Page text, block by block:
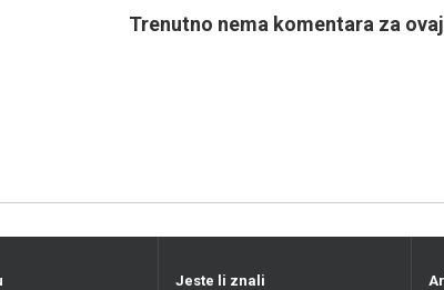
Trenutno nema komentara za
Jeste li znali